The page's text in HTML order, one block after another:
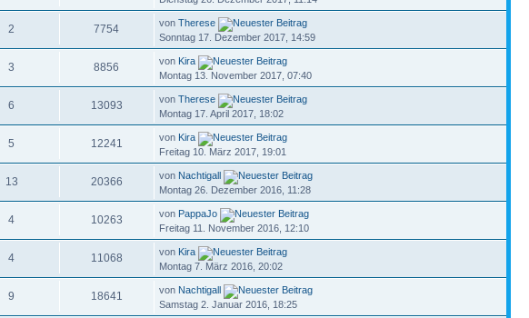
2 7754 vonTherese
Sonntag 17. Dezember 2017, 14:59
3 8856 von Kira
Montag 13. November 2017, 07:40
6 13093 vonTherese
Montag 17. April 2017, 18:02
5 12241 von Kira
Freitag 10. März 2017, 19:01
13 20366 von Nachtigall
Montag 26. Dezember 2016, 11:28
4 10263 von PappaJo
Freitag 11. November 2016, 12:10
4 11068 von Kira
Montag 7. März 2016, 20:02
9 18641 von Nachtigall
Samstag 2. Januar 2016, 18:25